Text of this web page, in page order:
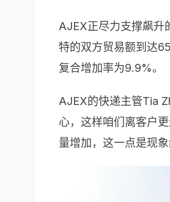
AJEX正尽力支撑飙升
特的双方贸易额到达
复合增加率为9.9%。
AJEX的快递主管Tia
心，这样咱们离客户
量增加，这一点是现